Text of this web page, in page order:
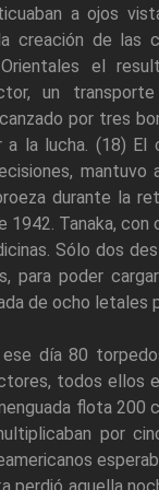
a ojos
creación de las
el
un
por tres
la lucha. (18) El
mantuvo
durante la
1942. Tanaka,
Sólo dos
poder
de ocho letales
día 80
todos ellos
flota 200
por